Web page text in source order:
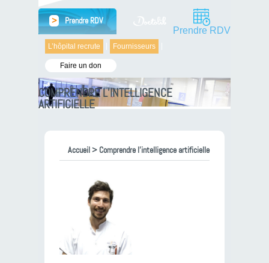
L’hôpital recrute Fournisseurs
Faire un don
> Prendre RDV
Prendre RDV
COMPRENDRE L’INTELLIGENCE
ARTIFICIELLE
Accueil> Comprendre l’intelligence artificielle